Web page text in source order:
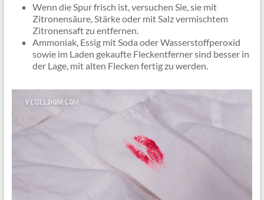
Wenn die Spur frisch ist, versuchen Sie, sie mit
Zitronensäure, Stärke oder mit Salz vermischtem
Zitronensaft zu entfernen.
Ammoniak, Essig mit Soda oder Wasserstoffperoxid
sowie im Laden gekaufte Fleckentferner sind besser in
der Lage, mit alten Flecken fertig zu werden.